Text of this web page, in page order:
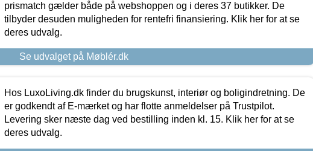
prismatch gælder både på webshoppen og i deres 37 butikker. De
tilbyder desuden muligheden for rentefri finansiering. Klik her for at se
deres udvalg.
Se udvalget på Møblér.dk
Hos LuxoLiving.dk finder du brugskunst, interiør og boligindretning. De
er godkendt af E-mærket og har flotte anmeldelser på Trustpilot.
Levering sker næste dag ved bestilling inden kl. 15. Klik her for at se
deres udvalg.